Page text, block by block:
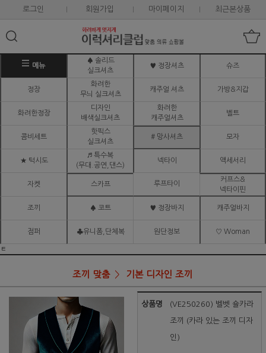
로그인 회원가입 마이페이지 최근본상품
메뉴
♠ 솔리드
실크셔츠
♥ 정장셔츠 슈즈
정장
화려한
무늬 실크셔츠
캐주얼 셔츠 가방&지갑
화려한정장
디자인
배색실크셔츠
화려한
캐주얼셔츠
벨트
콤비세트
핫픽스
실크셔츠
# 망사셔츠 모자
★ 턱시도
♬ 특수복
(무대.공연,댄스)
넥타이 액세서리
자켓 스카프 루프타이
커프스&
넥타이핀
조끼 ♠ 코트 ♥ 정장바지 캐주얼바지
점퍼 ♣유니폼,단체복 원단정보 ♡ Woman
ㅌ
조끼 맞춤 기본 디자인 조끼
상품명 (VE250260) 벨벳 숄카라
조끼 (카라 있는 조끼 디자
인)